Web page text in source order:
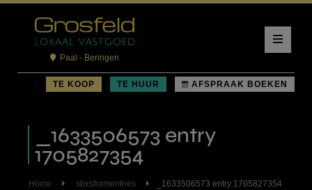
Paal - Beringen
TE KOOP TE HUUR AFSPRAAK BOEKEN
_1633506573 entry
1705827354
Home sbxsformentries _1633506573 entry 1705827354